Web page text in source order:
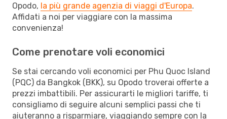
Opodo, la più grande agenzia di viaggi d'Europa.
Affidati a noi per viaggiare con la massima
convenienza!
Come prenotare voli economici
Se stai cercando voli economici per Phu Quoc Island
(PQC) da Bangkok (BKK), su Opodo troverai offerte a
prezzi imbattibili. Per assicurarti le migliori tariffe, ti
consigliamo di seguire alcuni semplici passi che ti
aiuteranno a risparmiare, viaggiando sempre con la